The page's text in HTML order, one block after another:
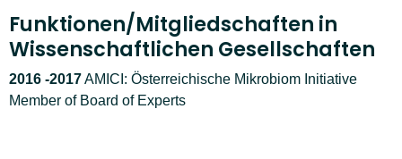
Funktionen/Mitgliedschaften in
Wissenschaftlichen Gesellschaften
2016 -2017AMICI: Österreichische Mikrobiom Initiative
Member of Board of Experts